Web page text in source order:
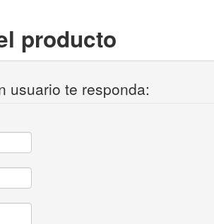
producto
usuario te responda: